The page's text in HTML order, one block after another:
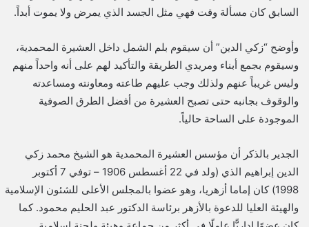
السابق كان مسألة وقت فهي مثل الجسد الذي يمرض ولا يموت أبداً.
وأوضح “زكي الدين” أن سيقوم بلم الشمل داخل العشيرة المحمدية،
وسيقوم بجمع أبناء ومريدي الطريقة والتأكيد لهم على أنه واحداً منهم
وليس غريباً عنهم ولذلك وجب عليهم طاعته ومعاونته ومساعدته
والوقوف بجانبه حتى تصبح العشيرة من أفضل الطرق الصوفية
الموجودة على الساحة حالياً.
الجدير بالذكر أن مؤسس العشيرة المحمدية هو الشيخ محمد زكي
الدين إبراهيم الذي (ولد في 22 أغسطس 1906 – توفي 7 أكتوبر
1998) كان إماما أزهريا، وهو عضوا بالمجلس الأعلى للشئون الإسلامية
والهيئة العليا للدعوة بالأزهر برئاسة الدكتور عبد الحليم محمود. كما